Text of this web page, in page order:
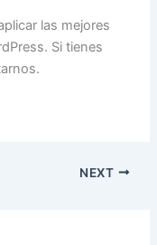
las mejores
Si tienes
NEXT